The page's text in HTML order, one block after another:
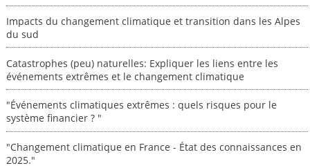
Impacts du changement climatique et transition dans les Alpes
du sud
Catastrophes (peu) naturelles: Expliquer les liens entre les
événements extrêmes et le changement climatique
"Événements climatiques extrêmes : quels risques pour le
système financier ? "
"Changement climatique en France - État des connaissances en
2025."